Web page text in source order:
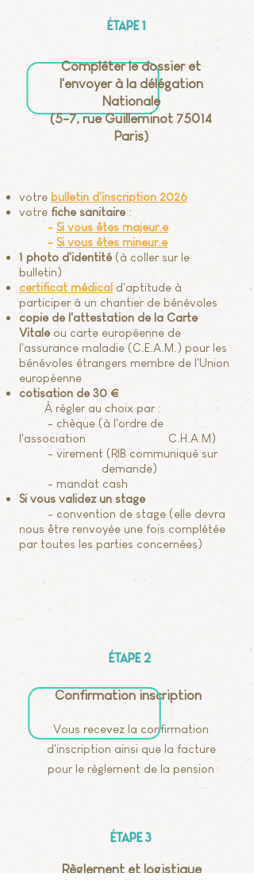
votre bulletin d'inscription 2026
votre fiche sanitaire :
- Si vous êtes majeur.e
- Si vous êtes mineur.e
1 photo d'identité (à coller sur le
bulletin)
certificat médical d'aptitude à
participer à un chantier de bénévoles
copie de l'attestation de la Carte
Vitale ou carte européenne de
l'assurance maladie (C.E.A.M.) pour les
bénévoles étrangers membre de l'Union
européenne
cotisation de 30 €
À régler au choix par :
- chèque (à l'ordre de
l'association C.H.A.M)
- virement (RIB communiqué sur
demande)
- mandat cash
Si vous validez un stage
- convention de stage (elle devra
nous être renvoyée une fois complétée
par toutes les parties concernées)
Compléter le dossier et
l'envoyer à la délégation
Nationale
(5-7, rue Guilleminot 75014
Paris)
Étape 1
Vous recevez la confirmation
d'inscription ainsi que la facture
pour le règlement de la pension
Étape 2
Confirmation inscription
Règlement et logistique
Étape 3